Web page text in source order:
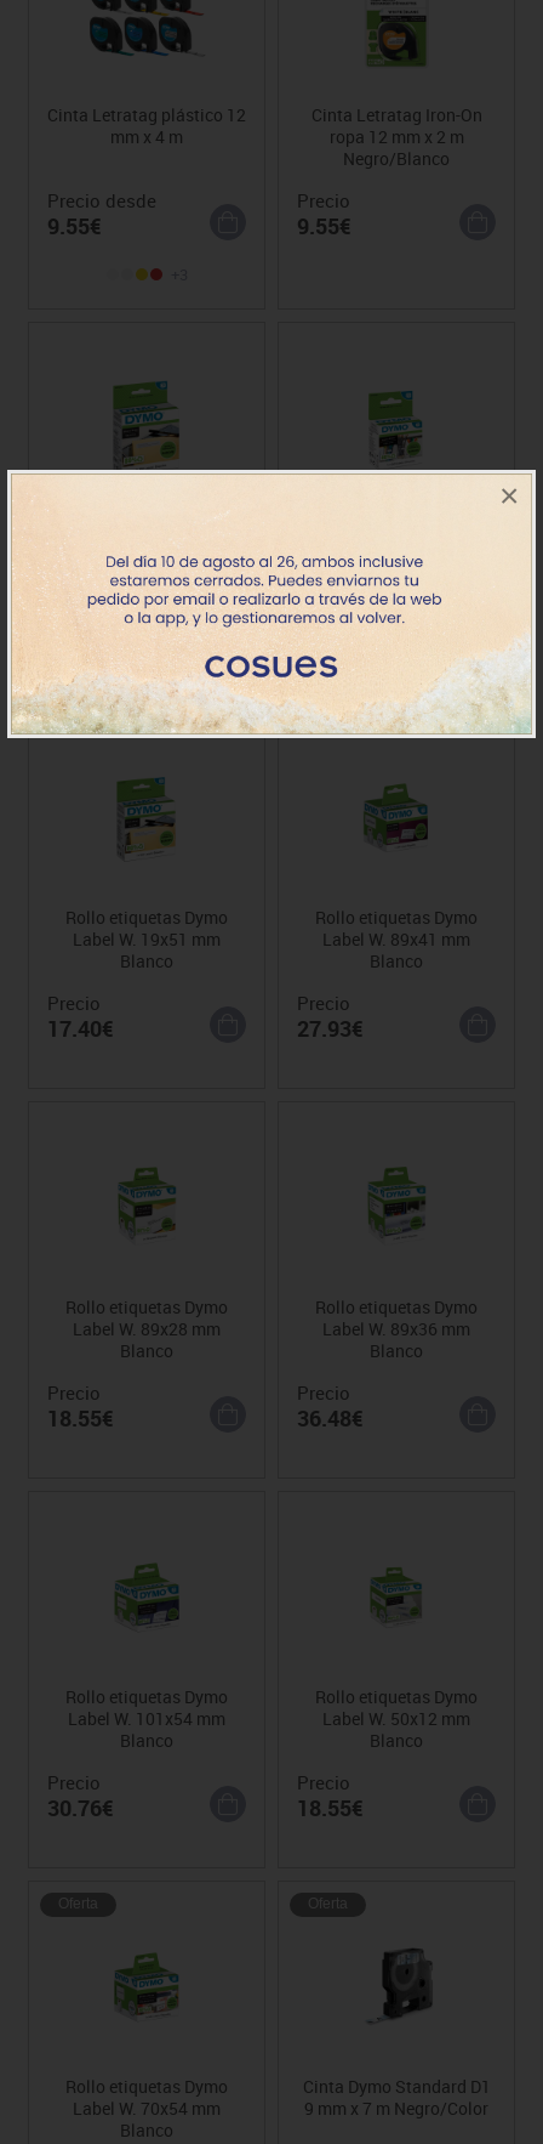
×
Cinta Letratag plástico 12
mm x 4 m
Precio desde
9.55€
Cinta Letratag Iron-On
ropa 12 mm x 2 m
Negro/Blanco
Precio
9.55€
Label W. 25x54 mm
Blanco
Precio
16.15€
Blanco
Precio
14.06€
Rollo etiquetas Dymo
Label W. 19x51 mm
Blanco
Precio
17.40€
Rollo etiquetas Dymo
Label W. 89x41 mm
Blanco
Precio
27.93€
Rollo etiquetas Dymo
Label W. 89x28 mm
Blanco
Precio
18.55€
Rollo etiquetas Dymo
Label W. 89x36 mm
Blanco
Precio
36.48€
Rollo etiquetas Dymo
Label W. 101x54 mm
Blanco
Precio
30.76€
Rollo etiquetas Dymo
Label W. 50x12 mm
Blanco
Precio
18.55€
Oferta
Rollo etiquetas Dymo
Label W. 70x54 mm
Blanco
Oferta
Cinta Dymo Standard D1
9 mm x 7 m Negro/Color